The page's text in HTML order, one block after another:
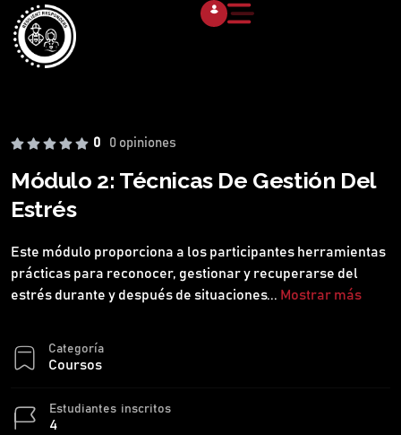
0 0 opiniones
Módulo 2: Técnicas De Gestión Del
Estrés
Este módulo proporciona a los participantes herramientas
prácticas para reconocer, gestionar y recuperarse del
estrés durante y después de situaciones... Mostrar más
Categoría
Coursos
4
Estudiantes inscritos